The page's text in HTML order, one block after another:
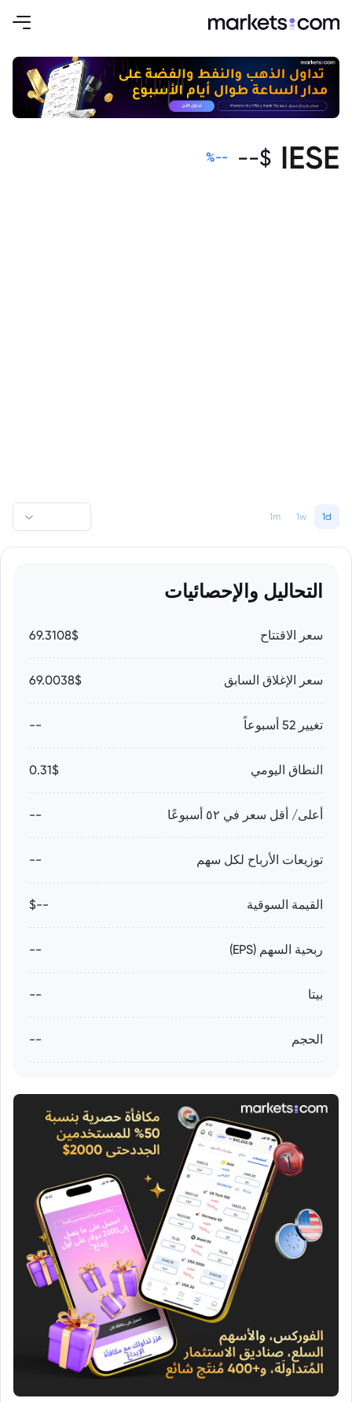
IESE
$
--
--
%
1d
1w
1m
التحاليل والإحصائيات
سعر الاقتتاح 69.3108$
سعر الإغلاق السابق 69.0038$
تغيير 52 أسبوعاً --
النطاق اليومي 0.31$
أعلى/ أقل سعر في ٥٢ أسبوعًا --
توزيعات الأرباح لكل سهم --
القيمة السوقية --$
ربحية السهم (EPS) --
بيتا --
الحجم --